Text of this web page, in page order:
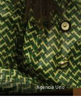
Agencia Uno